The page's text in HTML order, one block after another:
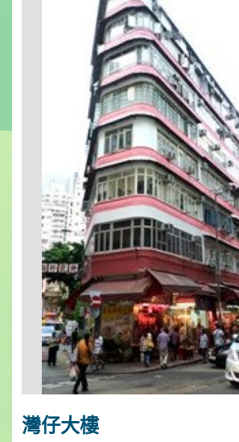
灣仔大樓